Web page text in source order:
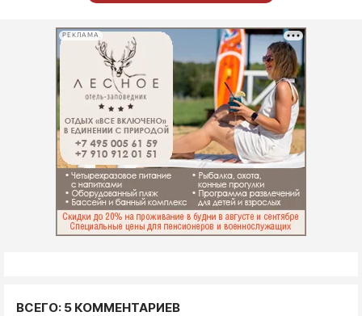
РЕКЛАМА
ВСЕГО: 5 КОММЕНТАРИЕВ